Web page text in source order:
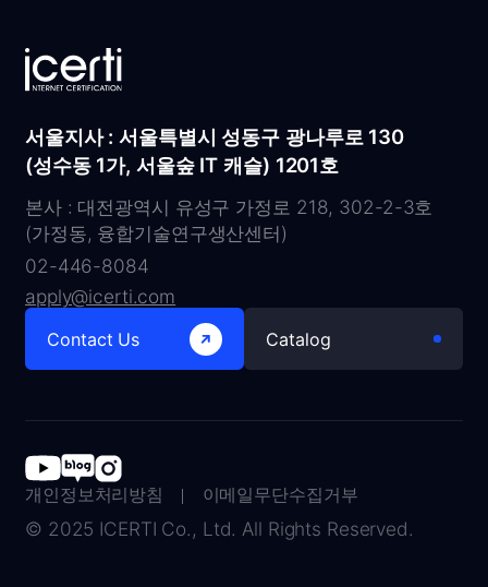
서울지사 : 서울특별시 성동구 광나루로 130
(성수동 1가, 서울숲 IT 캐슬) 1201호
본사 : 대전광역시 유성구 가정로 218, 302-2-3호
(가정동, 융합기술연구생산센터)
02-446-8084
apply@icerti.com
Contact Us Catalog
개인정보처리방침 이메일무단수집거부
© 2025 ICERTI Co., Ltd. All Rights Reserved.